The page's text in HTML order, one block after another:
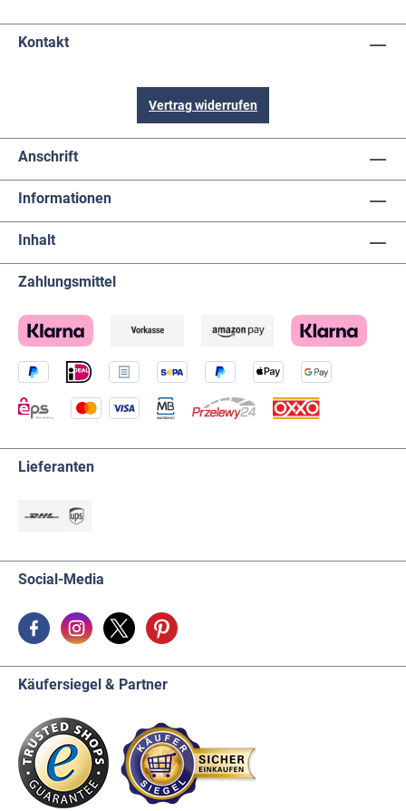
Kontakt
Vertrag widerrufen
Anschrift
Informationen
Inhalt
Zahlungsmittel
Lieferanten
Social-Media
Käufersiegel & Partner